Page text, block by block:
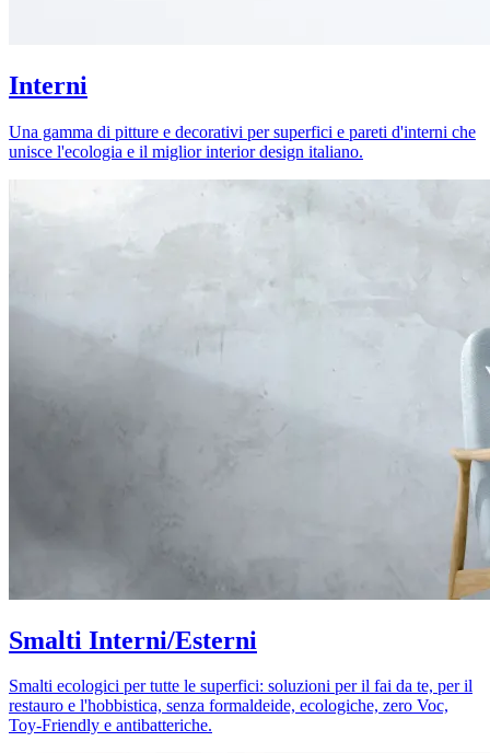
Interni
Una gamma di pitture e decorativi per superfici e pareti d'interni che
unisce l'ecologia e il miglior interior design italiano.
Smalti Interni/Esterni
Smalti ecologici per tutte le superfici: soluzioni per il fai da te, per il
restauro e l'hobbistica, senza formaldeide, ecologiche, zero Voc,
Toy-Friendly e antibatteriche.